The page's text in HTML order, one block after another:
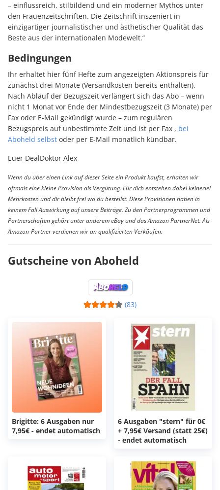
– einflussreich, stilbildend und ein moderner Mythos unter
den Frauenzeitschriften. Die Zeitschrift inszeniert in
einzigartiger journalistischer und ästhetischer Qualität das
Beste aus der internationalen Modewelt.“
Bedingungen
Ihr erhaltet hier fünf Hefte zum angezeigten Aktionspreis für
zunächst drei Monate (Versandkosten bereits enthalten).
Nach Ablauf der Bezugszeit verlängert sich das Abo – wenn
nicht 1 Monat vor Ende der Mindestbezugszeit (3 Monate) per
Fax oder E-Mail gekündigt wurde – zum regulären
Bezugspreis auf unbestimmte Zeit und ist per Fax , bei
Aboheld selbst oder per E-Mail monatlich kündbar.
Euer DealDoktor Alex
Wenn du über einen Link auf dieser Seite ein Produkt kaufst, erhalten wir
oftmals eine kleine Provision als Vergütung. Für dich entstehen dabei keinerlei
Mehrkosten und dir bleibt frei wo du bestellst. Diese Provisionen haben in
keinem Fall Auswirkung auf unsere Beiträge. Zu den Partnerprogrammen und
Partnerschaften gehört unter anderem eBay und das Amazon PartnerNet. Als
Amazon-Partner verdienen wir an qualifizierten Verkäufen.
Gutscheine von Aboheld
(83)
Brigitte: 6 Ausgaben nur
7,95€ - endet automatisch
6 Ausgaben "stern" für 0€
+ 7,95€ Versand (statt 25€)
- endet automatisch